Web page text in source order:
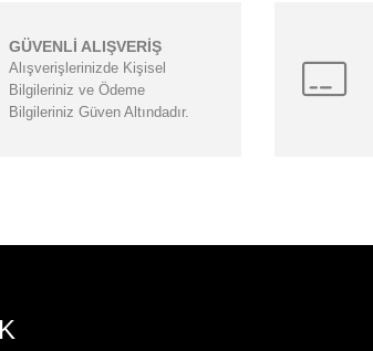
GÜVENLİ ALIŞVERİŞ
Alışverişlerinizde Kişisel
Bilgileriniz ve Ödeme
Bilgileriniz Güven Altındadır.